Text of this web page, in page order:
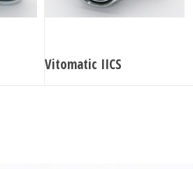
Vitomatic IICS